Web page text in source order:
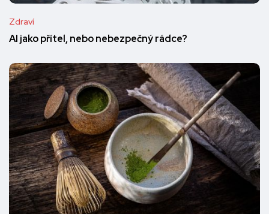
Zdraví
AI jako přítel, nebo nebezpečný rádce?